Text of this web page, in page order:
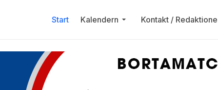
Start Kalendern Kontakt /